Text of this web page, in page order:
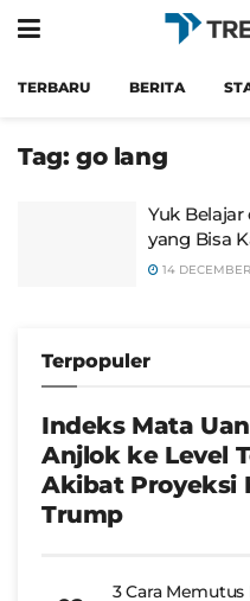
TERBARU BERITA
Tag: go lang
Yuk
yang Bisa
14
Terpopuler
Indeks Mata
Anjlok ke Level
Akibat Proyeksi
Trump
3 Cara